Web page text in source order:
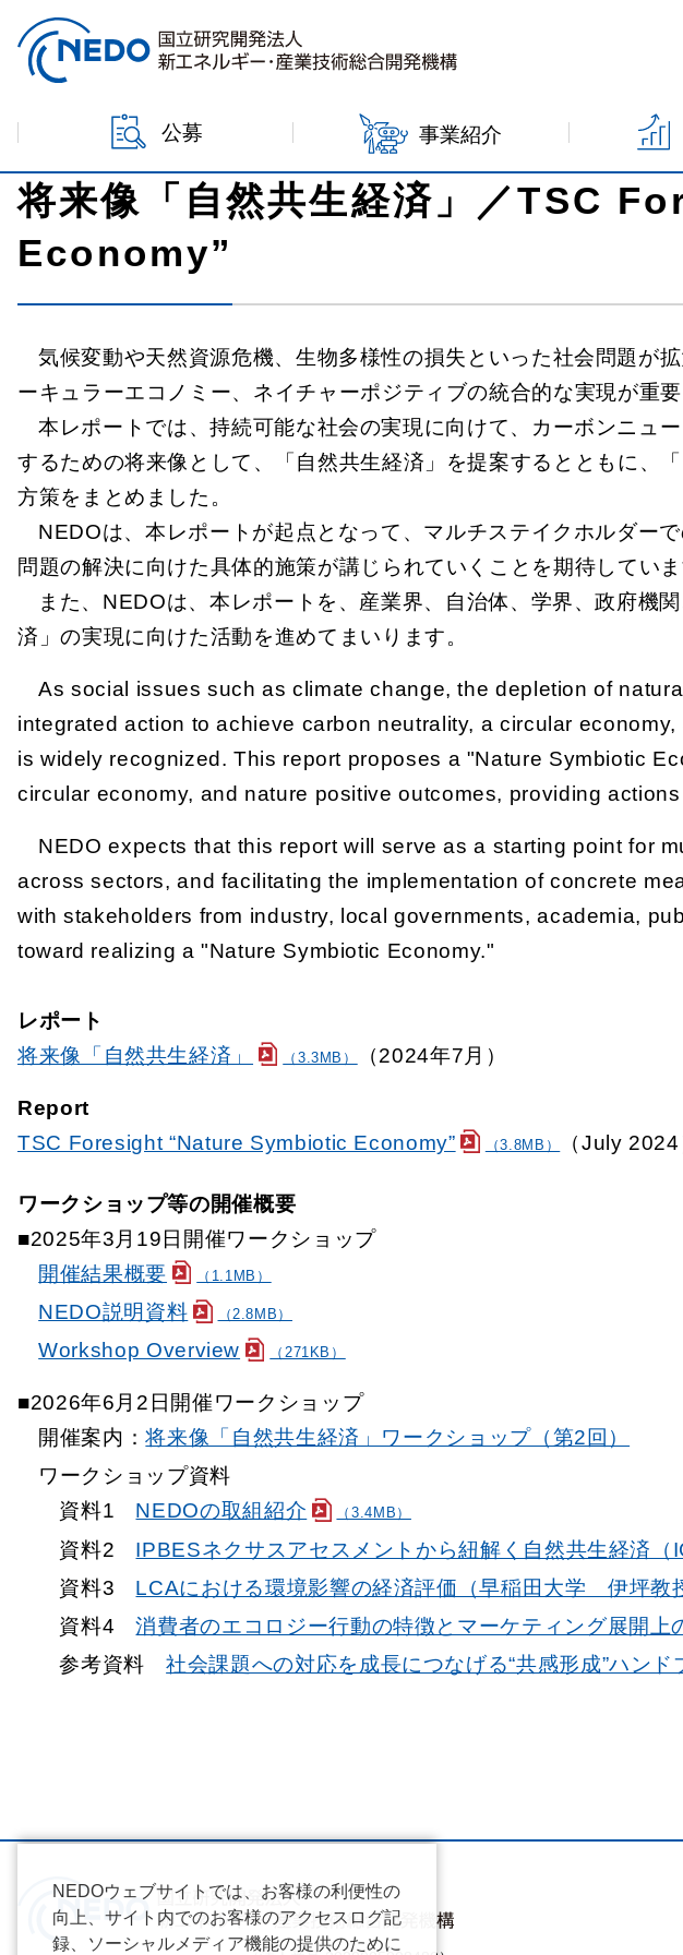
本文へジャンプ
公募 事業紹介
将来像「自然共生経済」／TSC
Economy”
気候変動や天然資源危機、生物多様性の損失といった社会問題が
ーキュラーエコノミー、ネイチャーポジティブの統合的な実現が重
本レポートでは、持続可能な社会の実現に向けて、カーボンニュ
するための将来像として、「自然共生経済」を提案するとともに、
方策をまとめました。
NEDOは、本レポートが起点となって、マルチステイクホルダー
問題の解決に向けた具体的施策が講じられていくことを期待していま
また、NEDOは、本レポートを、産業界、自治体、学界、政府機
済」の実現に向けた活動を進めてまいります。
As social issues such as climate change, the depletion of
integrated action to achieve carbon neutrality, a circular
is widely recognized. This report proposes a "Nature Symbiotic
circular economy, and nature positive outcomes, providing
NEDO expects that this report will serve as a starting point for
across sectors, and facilitating the implementation of concrete
with stakeholders from industry, local governments, academia,
toward realizing a "Nature Symbiotic Economy."
レポート
将来像「自然共生経済」
（3.3MB） （2024年7月）
Report
TSC Foresight “Nature Symbiotic Economy”
（3.8MB） （July 2024
ワークショップ等の開催概要
■2025年3月19日開催ワークショップ
開催結果概要
（1.1MB）
NEDO説明資料 （2.8MB）
Workshop Overview （271KB）
■2026年6月2日開催ワークショップ
開催案内：将来像「自然共生経済」ワークショップ（第2回）
ワークショップ資料
資料1
NEDOの取組紹介 （3.4MB）
資料2 IPBESネクサスアセスメントから紐解く自然共生経済（
資料3 LCAにおける環境影響の経済評価（早稲田大学 伊坪教
資料4 消費者のエコロジー行動の特徴とマーケティング展開
参考資料 社会課題への対応を成長につなげる“共感形成”ハンド
NEDOウェブサイトでは、お客様の利便性の
向上、サイト内でのお客様のアクセスログ記
録、ソーシャルメディア機能の提供のために